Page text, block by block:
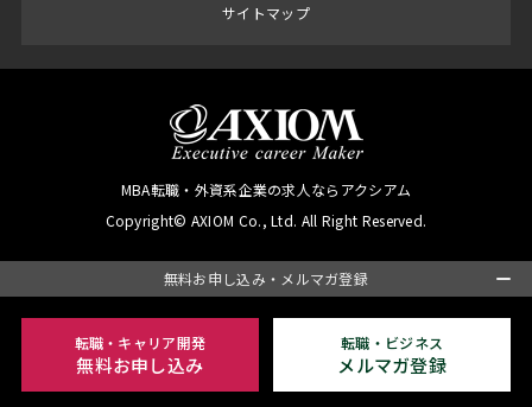
無料お申し込み・メルマガ登録
転職・キャリア開発
無料お申し込み
転職・ビジネス
メルマガ登録
サイトマップ
MBA転職・外資系企業の求人ならアクシアム
Copyright© AXIOM Co., Ltd. All Right Reserved.